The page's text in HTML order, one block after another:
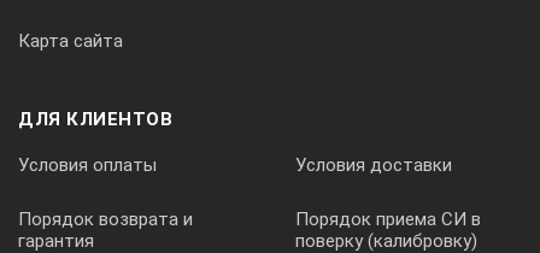
Карта сайта
ДЛЯ КЛИЕНТОВ
Условия оплаты Условия доставки
Порядок возврата и
гарантия
Порядок приема СИ в
поверку (калибровку)